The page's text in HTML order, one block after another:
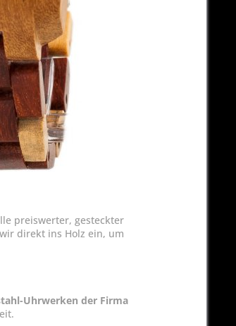
preiswerter, gesteckter
direkt ins Holz ein, um
Uhrwerken der Firma